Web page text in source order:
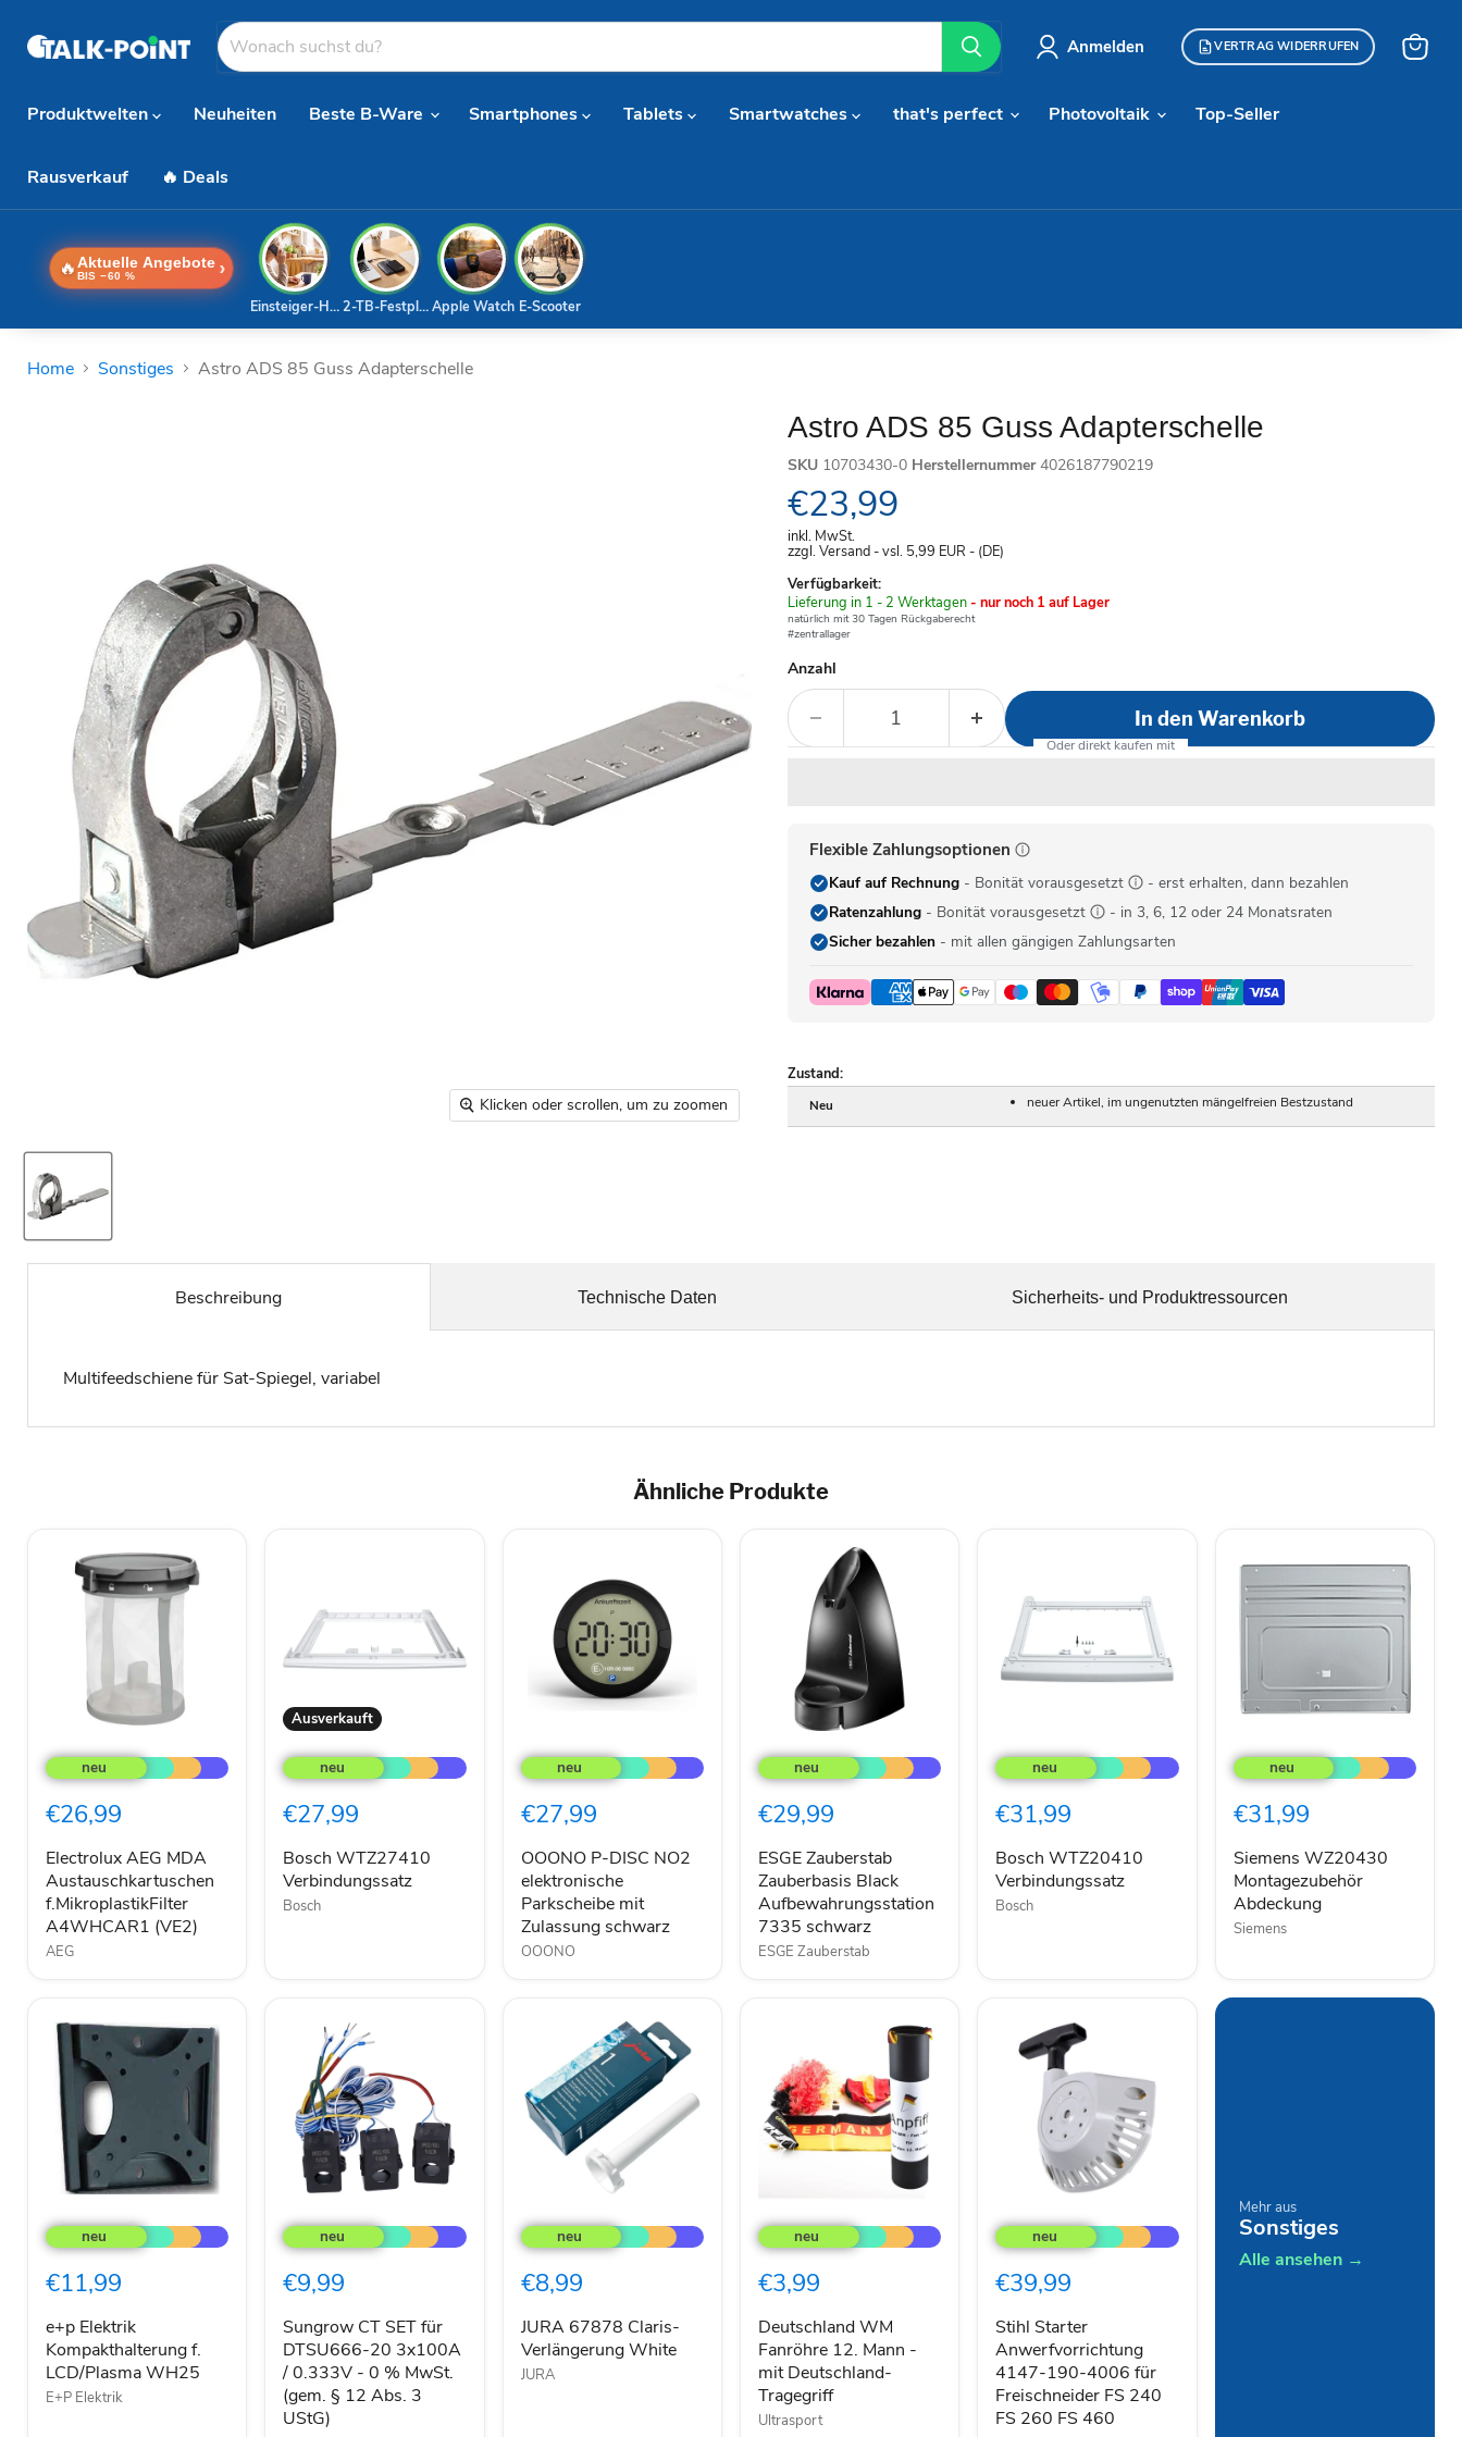
Anmelden VERTRAG WIDERRUFEN
Produktwelten
Neuheiten Beste B-Ware Smartphones Tablets Smartwatches that's perfect Photovoltaik Top-Seller
Rausverkauf 🔥 Deals
🔥 Aktuelle Angebote
BIS −60 % ›
E-Scooter
Apple Watch
2-TB-Festplatte
Einsteiger-Handy
Home Sonstiges Astro ADS 85 Guss Adapterschelle
Klicken oder scrollen, um zu zoomen
Astro ADS 85 Guss Adapterschelle
SKU 10703430-0 Herstellernummer 4026187790219
Aktueller Preis
€23,99
inkl. MwSt.
zzgl. Versand - vsl. 5,99 EUR - (DE)
Verfügbarkeit:
Verfügbar
-
Lieferung in 1 - 2 Werktagen- nur noch 1 auf Lager
natürlich mit 30 Tagen Rückgaberecht
#zentrallager
Anzahl
In den Warenkorb
Flexible Zahlungsoptionen
Kauf auf Rechnung- Bonität vorausgesetzt
- erst erhalten, dann bezahlen
Ratenzahlung- Bonität vorausgesetzt
- in 3, 6, 12 oder 24 Monatsraten
Sicher bezahlen- mit allen gängigen Zahlungsarten
Zustand:
Neu neuer Artikel, im ungenutzten mängelfreien Bestzustand
Beschreibung
Multifeedschiene für Sat-Spiegel, variabel
Technische Daten Sicherheits- und Produktressourcen
Ähnliche Produkte
AEG
MDA
f.MikroplastikFilter
(VE2)
€26,99
Electrolux AEG MDA
Austauschkartuschen
f.MikroplastikFilter
A4WHCAR1 (VE2)
AEG
Ausverkauft
Bosch
WTZ27410
Verbindungssatz
€27,99
Bosch WTZ27410
Verbindungssatz
Bosch
P-
DISC
elektronische
mit
Zulassung
schwarz
€27,99
OOONO P-DISC NO2
elektronische
Parkscheibe mit
Zulassung schwarz
OOONO
Zauberstab
Zauberbasis
Aufbewahrungsstation
schwarz
€29,99
ESGE Zauberstab
Zauberbasis Black
Aufbewahrungsstation
7335 schwarz
ESGE Zauberstab
WTZ20410
Verbindungssatz
€31,99
Bosch WTZ20410
Verbindungssatz
Bosch
WZ20430
Montagezubehör
€31,99
Siemens WZ20430
Montagezubehör
Abdeckung
Siemens
Elektrik
Kompakthalterung
LCD/Plasma
€11,99
e+p Elektrik
Kompakthalterung f.
LCD/Plasma WH25
E+P Elektrik
CT
SET
DTSU666-
3x100A
/
0.333V
-
0
%
€9,99
Sungrow CT SET für
DTSU666-20 3x100A
/ 0.333V - 0 % MwSt.
(gem. § 12 Abs. 3
UStG)
67878
Claris-
White
€8,99
JURA 67878 Claris-
Verlängerung White
JURA
WM
Fanröhre
Mann
mit
Deutschland-
Tragegriff
€3,99
Deutschland WM
Fanröhre 12. Mann -
mit Deutschland-
Tragegriff
Ultrasport
Starter
Anwerfvorrichtung
190-
für
Freischneider
FS
240
FS
260
€39,99
Stihl Starter
Anwerfvorrichtung
4147-190-4006 für
Freischneider FS 240
FS 260 FS 460
Mehr aus
Sonstiges
Alle ansehen →